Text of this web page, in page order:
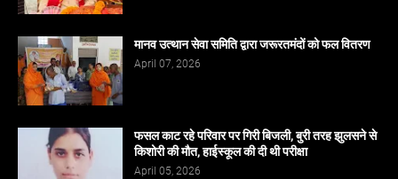
मानव उत्थान सेवा समिति द्वारा जरूरतमंदों को फल वितरण
April 07, 2026
फसल काट रहे परिवार पर गिरी बिजली, बुरी तरह झुलसने से
किशोरी की मौत, हाईस्कूल की दी थी परीक्षा
April 05, 2026